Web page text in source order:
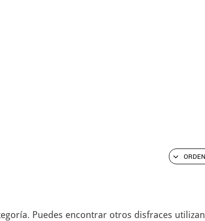
Puedes encontrar otros disfraces